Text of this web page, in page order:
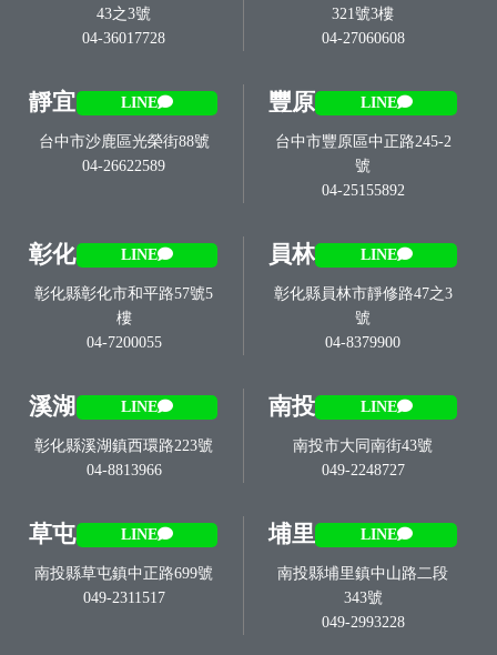
43之3號
04-36017728
321號3樓
04-27060608
靜宜 LINE
台中市沙鹿區光榮街88號
04-26622589
豐原 LINE
台中市豐原區中正路245-2
號
04-25155892
彰化 LINE
彰化縣彰化市和平路57號5
樓
04-7200055
員林 LINE
彰化縣員林市靜修路47之3
號
04-8379900
溪湖 LINE
彰化縣溪湖鎮西環路223號
04-8813966
南投 LINE
南投市大同南街43號
049-2248727
草屯 LINE
南投縣草屯鎮中正路699號
049-2311517
埔里 LINE
南投縣埔里鎮中山路二段
343號
049-2993228